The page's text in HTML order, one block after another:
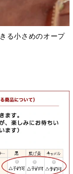
る小さめのオープ